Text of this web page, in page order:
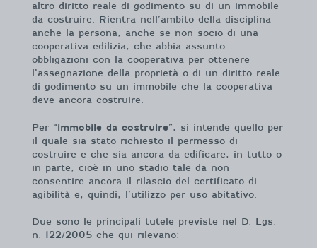
altro diritto reale di godimento su di un immobile
da costruire. Rientra nell’ambito della disciplina
anche la persona, anche se non socio di una
cooperativa edilizia, che abbia assunto
obbligazioni con la cooperativa per ottenere
l’assegnazione della proprietà o di un diritto reale
di godimento su un immobile che la cooperativa
deve ancora costruire.
Per “immobile da costruire”, si intende quello per
il quale sia stato richiesto il permesso di
costruire e che sia ancora da edificare, in tutto o
in parte, cioè in uno stadio tale da non
consentire ancora il rilascio del certificato di
agibilità e, quindi, l’utilizzo per uso abitativo.
Due sono le principali tutele previste nel D. Lgs.
n. 122/2005 che qui rilevano: